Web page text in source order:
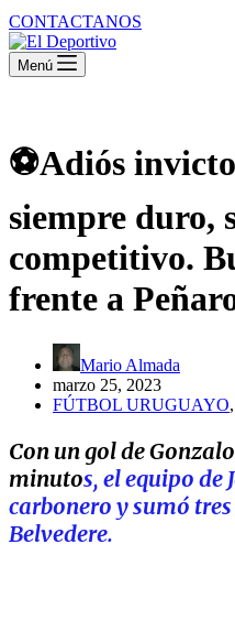
CONTACTANOS
Menú
⚽️Adiós
siempre duro,
competitivo.
frente a
Mario Almada
marzo 25, 2023
FÚTBOL URUGUAYO,
Con un gol de
minutos, el equipo de
carbonero y sumó
Belvedere.